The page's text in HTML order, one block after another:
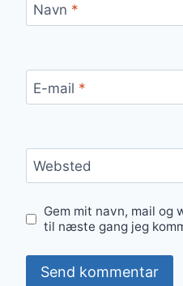
Navn *
E-mail *
Websted
Gem mit navn, mail og
til næste gang jeg